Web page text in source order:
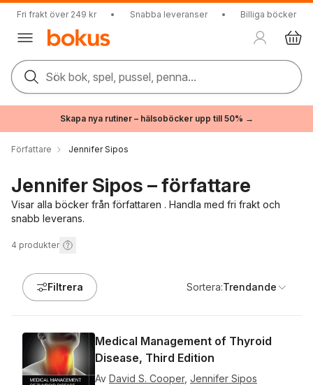
Fri frakt över 249 kr • Snabba leveranser • Billiga böcker
Sök bok, spel, pussel, penna...
Skapa nya rutiner – hälsoböcker upp till 50% →
Författare Jennifer Sipos
Jennifer Sipos – författare
Visar alla böcker från författaren . Handla med fri frakt och
snabb leverans.
4 produkter
Filtrera Sortera:Trendande
Medical Management of Thyroid
Disease, Third Edition
Av David S. Cooper, Jennifer Sipos